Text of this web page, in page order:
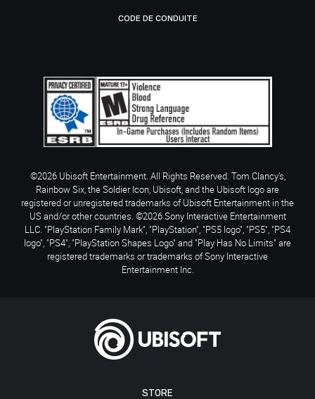
STORE
CODE DE CONDUITE
©2026 Ubisoft Entertainment. All Rights Reserved. Tom Clancy’s,
Rainbow Six, the Soldier Icon, Ubisoft, and the Ubisoft logo are
registered or unregistered trademarks of Ubisoft Entertainment in the
US and/or other countries. ©2026 Sony Interactive Entertainment
LLC. "PlayStation Family Mark", "PlayStation", "PS5 logo", "PS5", "PS4
logo", "PS4", "PlayStation Shapes Logo" and "Play Has No Limits" are
registered trademarks or trademarks of Sony Interactive
Entertainment Inc.